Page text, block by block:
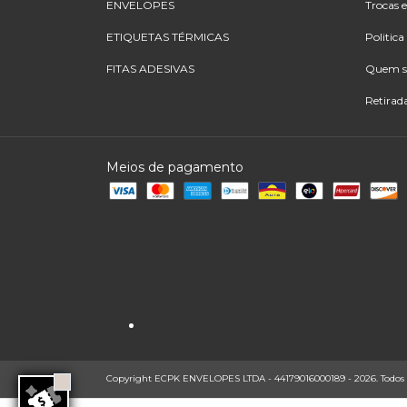
ENVELOPES
ETIQUETAS TÉRMICAS
FITAS ADESIVAS
Trocas
Politica
Quem
Meios de pagamento
Copyright ECPK ENVELOPES LTDA - 44179016000189 - 2026.